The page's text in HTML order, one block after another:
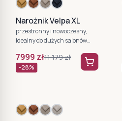
Narożnik Velpa XL
przestronny i nowoczesny,
idealny do dużych salonów
7999 zł11 179zł
-28%